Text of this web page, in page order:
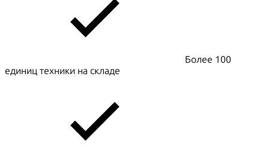
Более 100
единиц техники на складе